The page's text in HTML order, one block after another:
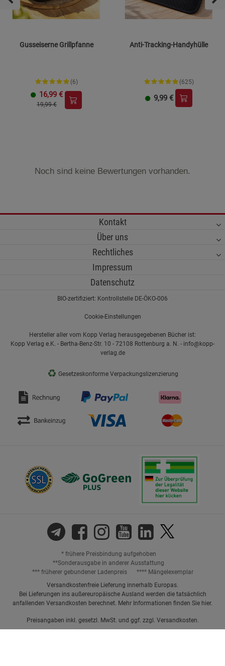
Gusseiserne Grillpfanne
(6)
16,99 €
19,99 €
Anti-Tracking-Handyhülle
(625)
9,99 €
Noch sind keine Bewertungen vorhanden.
Kontakt
Über uns
Rechtliches
Impressum
Datenschutz
BIO-zertifiziert: Kontrollstelle DE-ÖKO-006
Cookie-Einstellungen
Hersteller aller vom Kopp Verlag herausgegebenen Bücher ist:
Kopp Verlag e.K. - Bertha-Benz-Str. 10 - 72108 Rottenburg a. N. - info@kopp-
verlag.de
♻ Gesetzeskonforme Verpackungslizenzierung
* frühere Preisbindung aufgehoben
**Sonderausgabe in anderer Ausstattung
*** früherer gebundener Ladenpreis
**** Mängelexemplar
Versandkostenfreie Lieferung innerhalb Europas.
Bei Lieferungen ins außereuropäische Ausland werden die tatsächlich
anfallenden Versandkosten berechnet. Mehr Informationen finden Sie hier.
Preisangaben inkl. gesetzl. MwSt. und ggf. zzgl. Versandkosten.